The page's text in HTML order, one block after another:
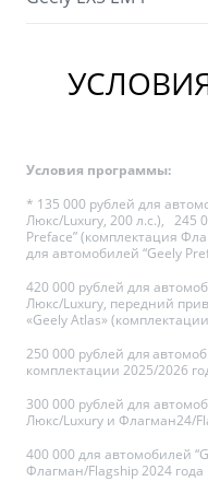
Условия программы:
* 135 000 рублей для
Люкс/Luxury, 200 л.с.), 245
Preface” (комплектация
для автомобилей “Geely
420 000 рублей для
Люкс/Luxury, передний
«Geely Atlas»
250 000 рублей для
комплектации 2025/2026
300 000 рублей для
Люкс/Luxury и Флагман24/
400 000 для автомобилей
Флагман/Flagship 2024 года